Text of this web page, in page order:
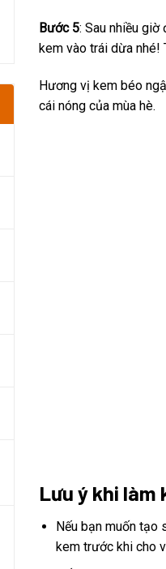
Bước 5: Sau nhiều
kem vào trái dừa nhé!
Hương vị kem béo
cái nóng của mùa hè.
Lưu ý khi làm
Nếu bạn muốn tạo
kem trước khi cho